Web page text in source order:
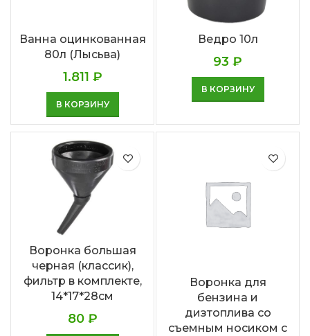
Ванна оцинкованная
80л (Лысьва)
1.811 ₽
В КОРЗИНУ
Ведро 10л
93 ₽
В КОРЗИНУ
Воронка большая
черная (классик),
фильтр в комплекте,
14*17*28см
80 ₽
Воронка для
бензина и
дизтоплива со
съемным носиком с